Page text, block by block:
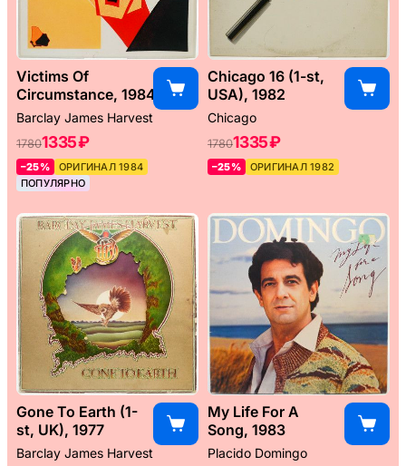
Victims Of
Circumstance, 1984
Barclay James Harvest
17801335 ₽
–25%
ОРИГИНАЛ 1984
ПОПУЛЯРНО
Chicago 16 (1-st,
USA), 1982
Chicago
17801335 ₽
–25% ОРИГИНАЛ 1982
Gone To Earth (1-
st, UK), 1977
Barclay James Harvest
My Life For A
Song, 1983
Placido Domingo